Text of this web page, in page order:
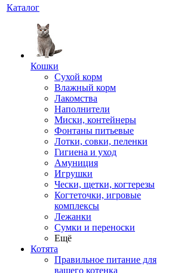
Каталог
Кошки
Сухой корм
Влажный корм
Лакомства
Наполнители
Миски, контейнеры
Фонтаны питьевые
Лотки, совки, пеленки
Гигиена и уход
Амуниция
Игрушки
Чески, щетки, когтерезы
Когтеточки, игровые
комплексы
Лежанки
Сумки и переноски
Ещё
Котята
Правильное питание для
вашего котенка